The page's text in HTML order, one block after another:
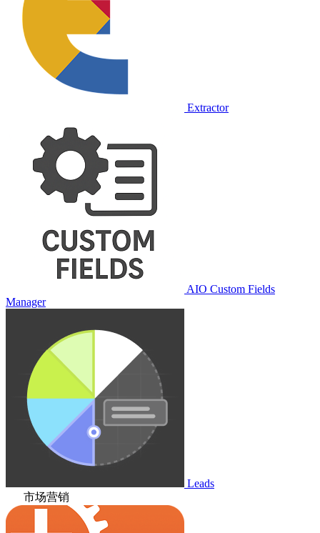
Extractor
AIO Custom Fields
Manager
Leads
市场营销